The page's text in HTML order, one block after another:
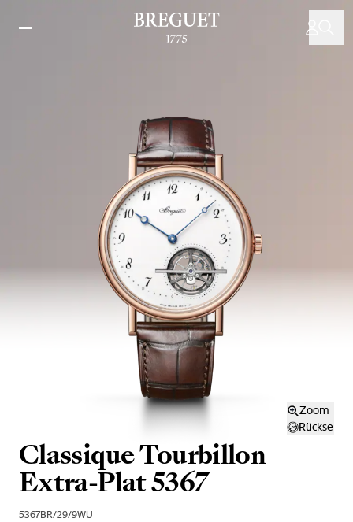
zum
Zoom
Rückseite
Classique Tourbillon
Extra-Plat 5367
5367BR/29/9WU